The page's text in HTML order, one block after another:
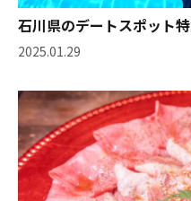
石川県のデートスポット特
2025.01.29